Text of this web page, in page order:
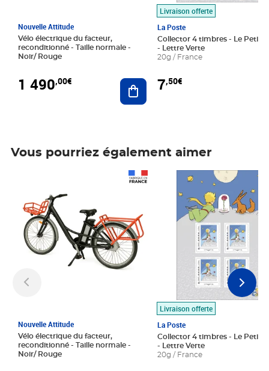
Nouvelle Attitude
Vélo électrique du facteur,
reconditionné - Taille normale -
Noir/ Rouge
1 490,00€ Ajouter au panier
Livraison offerte
La Poste
Collector 4 timbres - Le Petit
- Lettre Verte
20g / France
7,50€
Vous pourriez également aimer
Nouvelle Attitude
Vélo électrique du facteur,
reconditionné - Taille normale -
Noir/ Rouge
Livraison offerte
La Poste
Collector 4 timbres - Le Petit
- Lettre Verte
20g / France
Prix 7,50€